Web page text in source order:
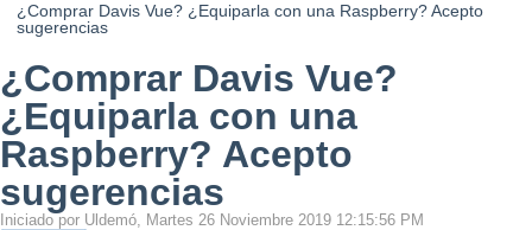
¿Comprar Davis Vue? ¿Equiparla con una Raspberry? Acepto
sugerencias
¿Comprar Davis Vue?
¿Equiparla con una
Raspberry? Acepto
sugerencias
Iniciado por Uldemó, Martes 26 Noviembre 2019 12:15:56 PM